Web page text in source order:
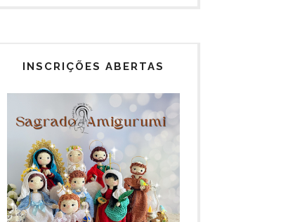
INSCRIÇÕES ABERTAS